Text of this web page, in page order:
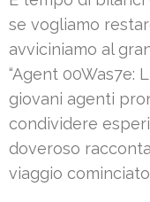
se vogliamo
avviciniamo al
“Agent 00Was7e:
giovani agenti
condividere
doveroso
viaggio